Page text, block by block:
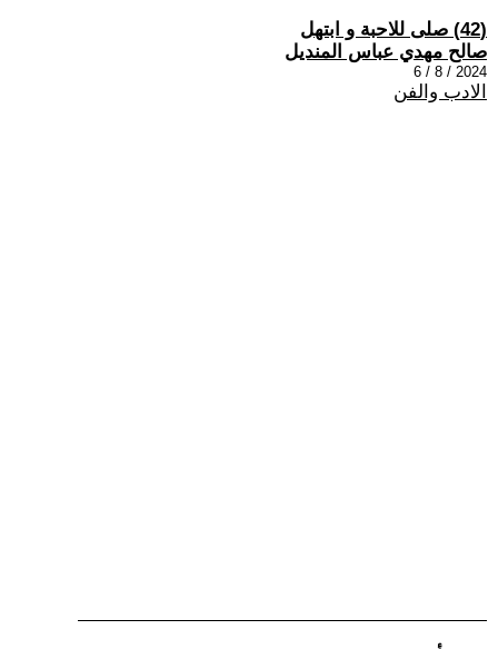
(42) صلى للاحبة و ابتهل
صالح مهدي عباس المنديل
2024 / 8 / 6
الادب والفن